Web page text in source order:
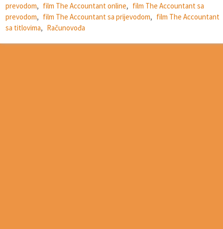
prevodom, film The Accountant online, film The Accountant sa
prevodom, film The Accountant sa prijevodom, film The Accountant
sa titlovima, Računovođa